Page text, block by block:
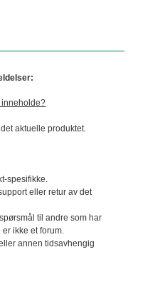
inneholde?
aktuelle produktet.
spesifikke.
eller retur av det
til andre som har
ikke et forum.
annen tidsavhengig